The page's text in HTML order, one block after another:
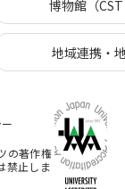
博物館（
地域連携・
の著作権
禁止しま